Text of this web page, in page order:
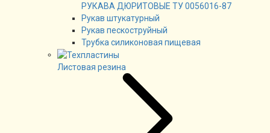
РУКАВА ДЮРИТОВЫЕ ТУ 0056016-87
Рукав штукатурный
Рукав пескоструйный
Трубка силиконовая пищевая
Листовая резина